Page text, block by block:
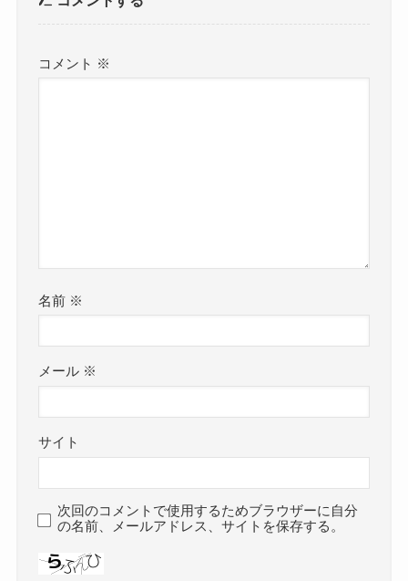
コメント ※
名前 ※
メール ※
サイト
次回のコメントで使用するためブラウザーに自分
の名前、メールアドレス、サイトを保存する。